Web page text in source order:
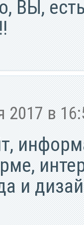
ВЫ,
2017 в
и